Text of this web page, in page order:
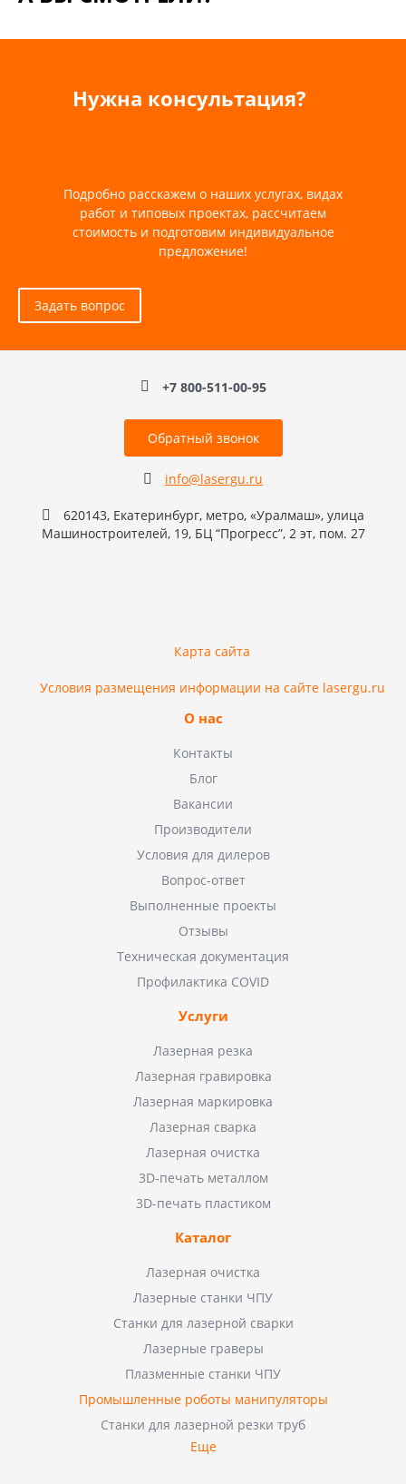
Нужна консультация?
Подробно расскажем о наших услугах, видах
работ и типовых проектах, рассчитаем
стоимость и подготовим индивидуальное
предложение!
Задать вопрос
+7 800-511-00-95
Обратный звонок
info@lasergu.ru
620143, Екатеринбург, метро, «Уралмаш», улица
Машиностроителей, 19, БЦ “Прогресс”, 2 эт, пом. 27
Карта сайта
Условия размещения информации на сайте lasergu.ru
О нас
Контакты
Блог
Вакансии
Производители
Условия для дилеров
Вопрос-ответ
Выполненные проекты
Отзывы
Техническая документация
Профилактика COVID
Услуги
Лазерная резка
Лазерная гравировка
Лазерная маркировка
Лазерная сварка
Лазерная очистка
3D-печать металлом
3D-печать пластиком
Каталог
Лазерная очистка
Лазерные станки ЧПУ
Станки для лазерной сварки
Лазерные граверы
Плазменные станки ЧПУ
Промышленные роботы манипуляторы
Станки для лазерной резки труб
Еще